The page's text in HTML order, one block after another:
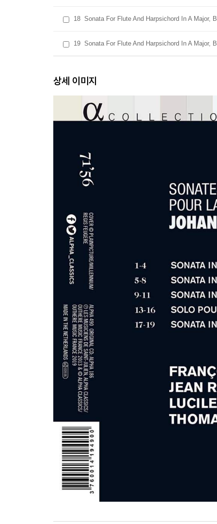
18 Sonata For Flute And Harpsichord In A Major,
19 Sonata For Flute And Harpsichord In A Major,
상세 이미지